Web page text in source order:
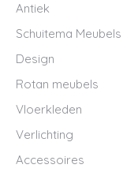
Antiek
Schuitema Meubels
Design
Rotan meubels
Vloerkleden
Verlichting
Accessoires